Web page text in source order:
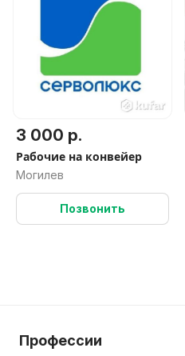
3 000 р.
Рабочие на конвейер
Могилев
Позвонить
Профессии